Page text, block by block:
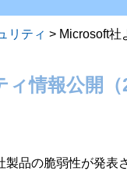
リティ > Microsoft社
情報公開（
品の脆弱性が発表